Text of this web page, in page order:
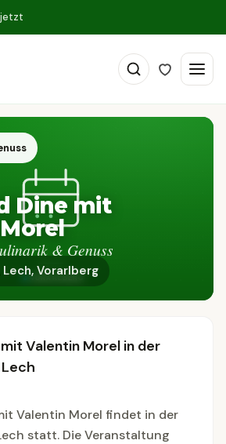
Dine mit
Lech, Vorarlberg
Valentin Morel in der
Valentin Morel findet in der
statt. Die Veranstaltung